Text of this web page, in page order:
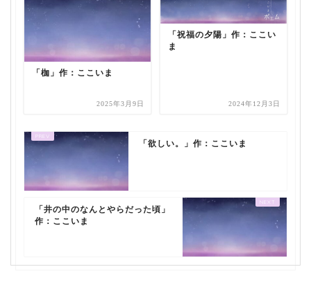
「枷」作：ここいま
2025年3月9日
「祝福の夕陽」作：ここい
ま
2024年12月3日
「欲しい。」作：ここいま
「井の中のなんとやらだった頃」
作：ここいま